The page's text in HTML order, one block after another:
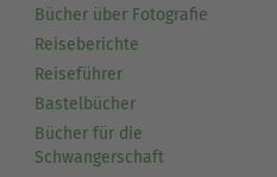
Bücher über Fotografie
Reiseberichte
Reiseführer
Bastelbücher
Bücher für die
Schwangerschaft